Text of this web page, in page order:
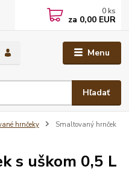
Menu
Hľadať
0 ks
za 0,00 EUR
hrnčeky
Smaltovaný hrnček
s uškom 0,5 L